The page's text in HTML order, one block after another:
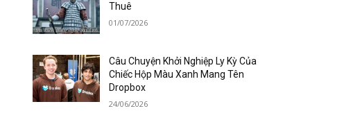
Thuê
01/07/2026
Câu Chuyện Khởi Nghiệp Ly Kỳ Của
Chiếc Hộp Màu Xanh Mang Tên
Dropbox
24/06/2026